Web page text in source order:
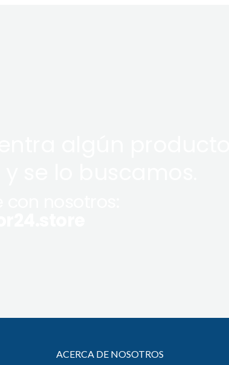
ACERCA DE NOSOTROS